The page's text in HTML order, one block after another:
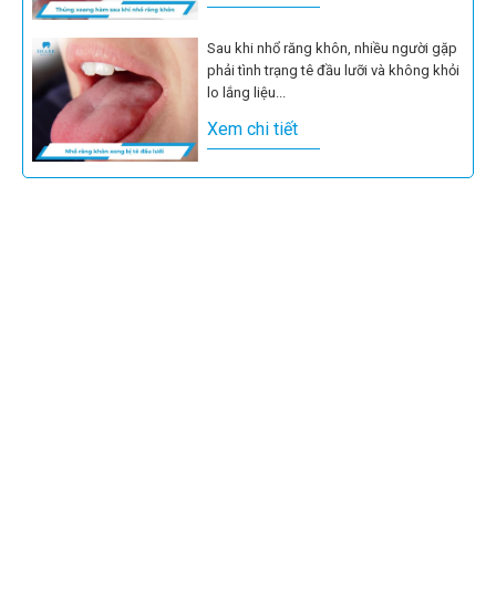
Sau khi nhổ răng khôn, nhiều người gặp
phải tình trạng tê đầu lưỡi và không khỏi
lo lắng liệu...
Xem chi tiết